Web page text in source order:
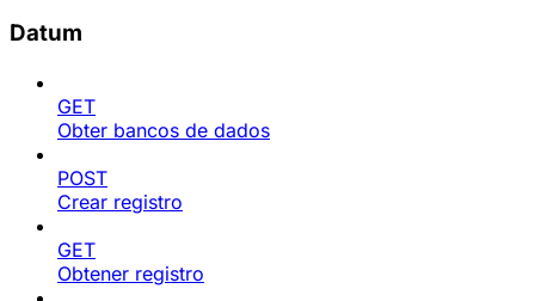
Datum
GET
Obter bancos de dados
POST
Crear registro
GET
Obtener registro